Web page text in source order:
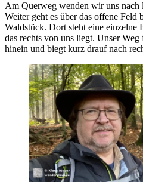
Am Querweg wenden wir uns nach
Weiter geht es über das offene Feld
Waldstück. Dort steht eine einzelne
das rechts von uns liegt. Unser
hinein und biegt kurz drauf nach